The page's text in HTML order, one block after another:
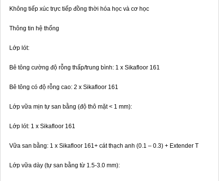
Không tiếp xúc trực tiếp đồng thời hóa học và cơ học
Thông tin hệ thống
Lớp lót:
Bê tông cường độ rỗng thấp/trung bình: 1 x Sikafloor 161
Bê tông có độ rỗng cao: 2 x Sikafloor 161
Lớp vữa mịn tự san bằng (độ thô mặt < 1 mm):
Lớp lót: 1 x Sikafloor 161
Vữa san bằng: 1 x Sikafloor 161+ cát thạch anh (0.1 – 0.3) + Extender T
Lớp vữa dày (tự san bằng từ 1.5-3.0 mm):